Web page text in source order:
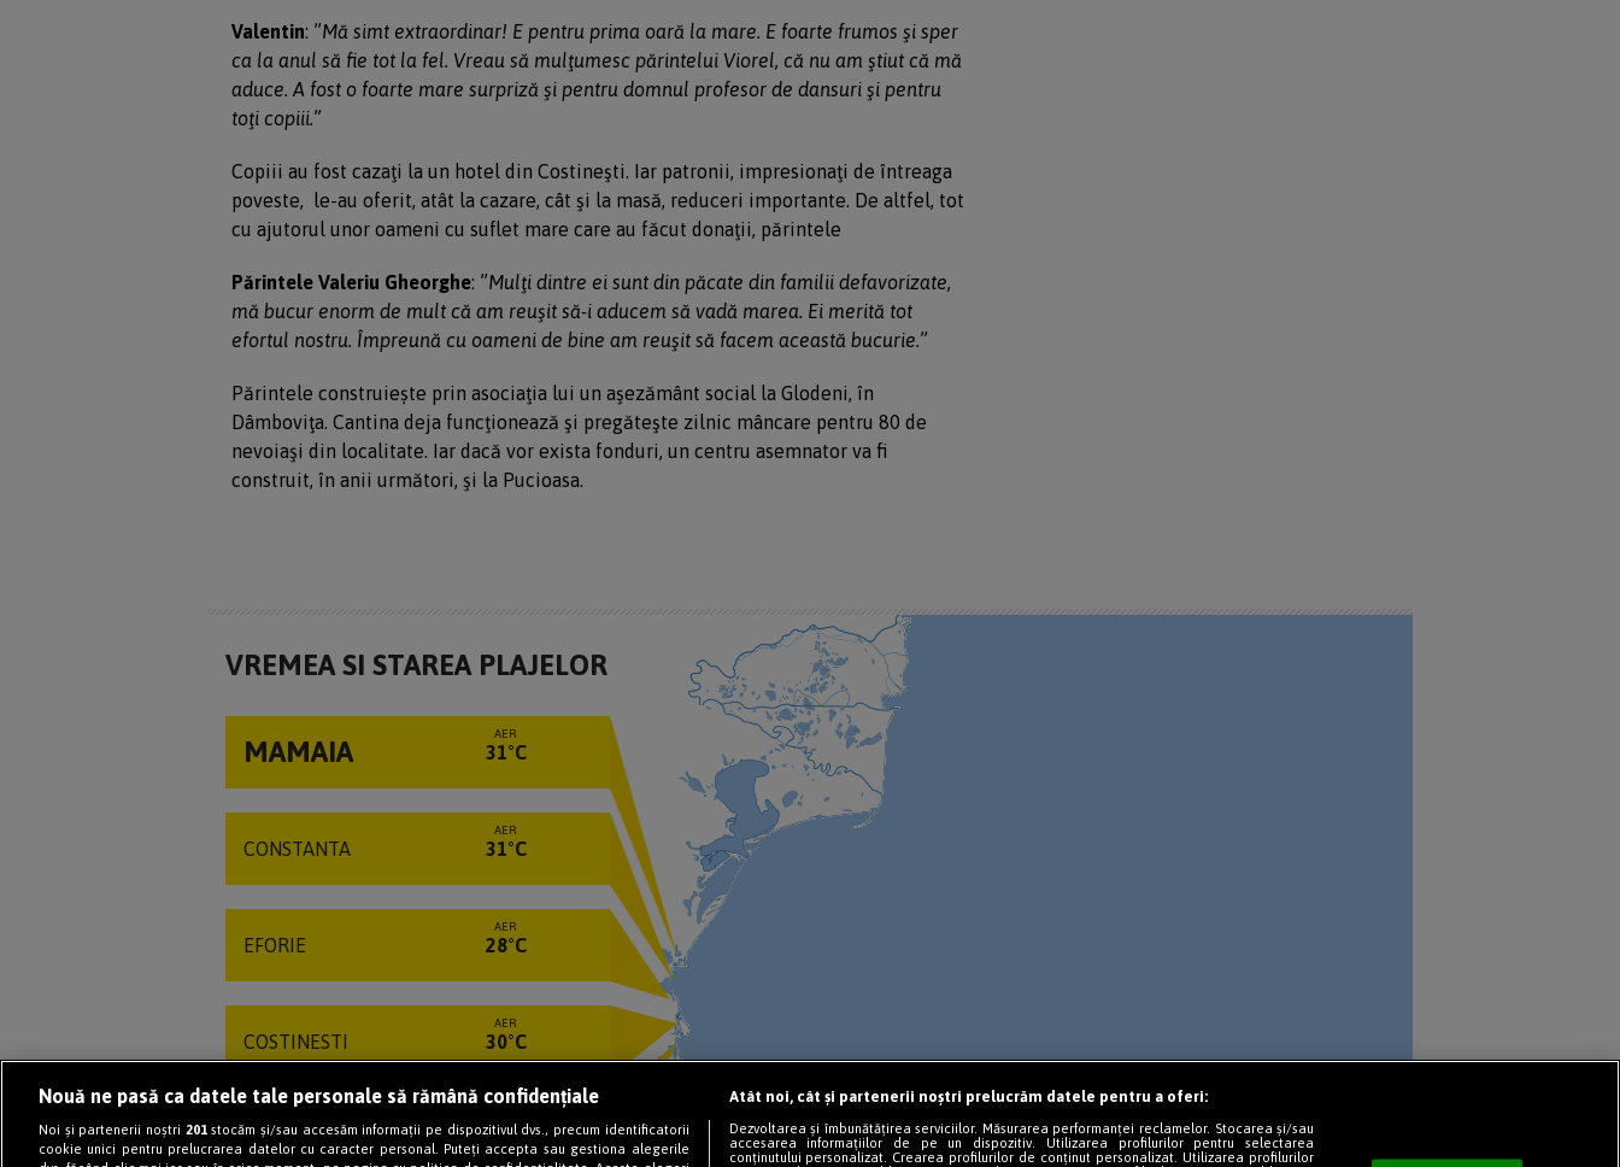
Valentin: ”Mă simt extraordinar! E pentru prima oară la mare. E foarte frumos şi sper
ca la anul să fie tot la fel. Vreau să mulţumesc părintelui Viorel, că nu am ştiut că mă
aduce. A fost o foarte mare surpriză şi pentru domnul profesor de dansuri şi pentru
toţi copiii.”
Copiii au fost cazaţi la un hotel din Costineşti. Iar patronii, impresionaţi de întreaga
poveste, le-au oferit, atât la cazare, cât şi la masă, reduceri importante. De altfel, tot
cu ajutorul unor oameni cu suflet mare care au făcut donaţii, părintele
Părintele Valeriu Gheorghe: ”Mulţi dintre ei sunt din păcate din familii defavorizate,
mă bucur enorm de mult că am reuşit să-i aducem să vadă marea. Ei merită tot
efortul nostru. Împreună cu oameni de bine am reuşit să facem această bucurie.”
Părintele construiește prin asociaţia lui un aşezământ social la Glodeni, în
Dâmboviţa. Cantina deja funcţionează şi pregăteşte zilnic mâncare pentru 80 de
nevoiaşi din localitate. Iar dacă vor exista fonduri, un centru asemnator va fi
construit, în anii următori, şi la Pucioasa.
VREMEA SI STAREA PLAJELOR
MAMAIA
AER
31°C
CONSTANTA
AER
31°C
EFORIE
AER
28°C
COSTINESTI
AER
30°C
NEPTUN 30°C
Nouă ne pasă ca datele tale personale să rămână confidențiale
Noi și partenerii noștri 201stocăm și/sau accesăm informații pe dispozitivul dvs., precum identificatorii
cookie unici pentru prelucrarea datelor cu caracter personal. Puteți accepta sau gestiona alegerile
Atât noi, cât și partenerii noștri prelucrăm datele pentru a oferi:
Dezvoltarea și îmbunătățirea serviciilor. Măsurarea performanței reclamelor. Stocarea și/sau
accesarea informațiilor de pe un dispozitiv. Utilizarea profilurilor pentru selectarea
conținutului personalizat. Crearea profilurilor de conținut personalizat. Utilizarea profilurilor